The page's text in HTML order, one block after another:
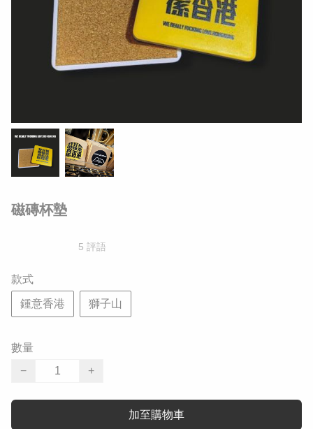
磁磚杯墊
5 評語
款式
鍾意香港 獅子山
數量
−
+
加至購物車